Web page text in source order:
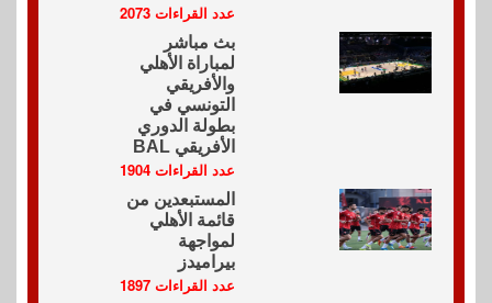
عدد القراءات 2073
بث مباشر
لمباراة الأهلي
والأفريقي
التونسي في
بطولة الدوري
الأفريقي BAL
عدد القراءات 1904
المستبعدين من
قائمة الأهلي
لمواجهة
بيراميدز
عدد القراءات 1897